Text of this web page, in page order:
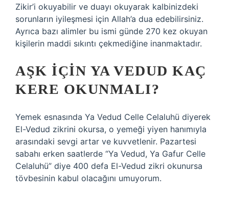
Zikir’i okuyabilir ve duayı okuyarak kalbinizdeki
sorunların iyileşmesi için Allah’a dua edebilirsiniz.
Ayrıca bazı alimler bu ismi günde 270 kez okuyan
kişilerin maddi sıkıntı çekmediğine inanmaktadır.
AŞK IÇIN YA VEDUD KAÇ
KERE OKUNMALI?
Yemek esnasında Ya Vedud Celle Celaluhü diyerek
El-Vedud zikrini okursa, o yemeği yiyen hanımıyla
arasındaki sevgi artar ve kuvvetlenir. Pazartesi
sabahı erken saatlerde “Ya Vedud, Ya Gafur Celle
Celaluhü” diye 400 defa El-Vedud zikri okunursa
tövbesinin kabul olacağını umuyorum.